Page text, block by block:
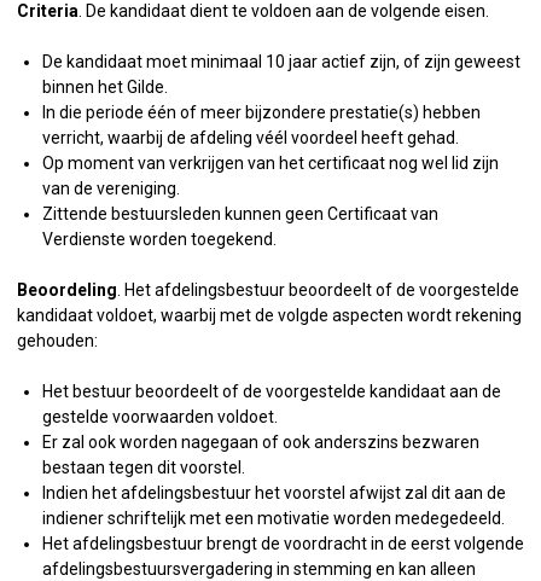
Criteria. De kandidaat dient te voldoen aan de volgende eisen.
De kandidaat moet minimaal 10 jaar actief zijn, of zijn geweest
binnen het Gilde.
In die periode één of meer bijzondere prestatie(s) hebben
verricht, waarbij de afdeling véél voordeel heeft gehad.
Op moment van verkrijgen van het certificaat nog wel lid zijn
van de vereniging.
Zittende bestuursleden kunnen geen Certificaat van
Verdienste worden toegekend.
Beoordeling. Het afdelingsbestuur beoordeelt of de voorgestelde
kandidaat voldoet, waarbij met de volgde aspecten wordt rekening
gehouden:
Het bestuur beoordeelt of de voorgestelde kandidaat aan de
gestelde voorwaarden voldoet.
Er zal ook worden nagegaan of ook anderszins bezwaren
bestaan tegen dit voorstel.
Indien het afdelingsbestuur het voorstel afwijst zal dit aan de
indiener schriftelijk met een motivatie worden medegedeeld.
Het afdelingsbestuur brengt de voordracht in de eerst volgende
afdelingsbestuursvergadering in stemming en kan alleen